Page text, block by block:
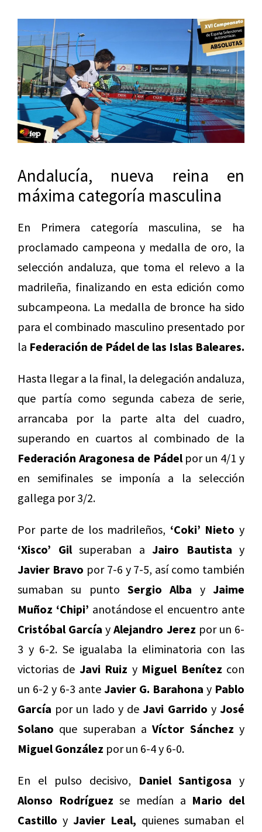
Andalucía, nueva reina en
máxima categoría masculina
En Primera categoría masculina, se ha
proclamado campeona y medalla de oro, la
selección andaluza, que toma el relevo a la
madrileña, finalizando en esta edición como
subcampeona. La medalla de bronce ha sido
para el combinado masculino presentado por
la Federación de Pádel de las Islas Baleares.
Hasta llegar a la final, la delegación andaluza,
que partía como segunda cabeza de serie,
arrancaba por la parte alta del cuadro,
superando en cuartos al combinado de la
Federación Aragonesa de Pádelpor un 4/1 y
en semifinales se imponía a la selección
gallega por 3/2.
Por parte de los madrileños, ‘Coki’ Nieto y
‘Xisco’ Gilsuperaban a Jairo Bautista y
Javier Bravo por 7-6 y 7-5, así como también
sumaban su punto Sergio Alba yJaime
Muñoz ‘Chipi’ anotándose el encuentro ante
Cristóbal García yAlejandro Jerez por un 6-
3 y 6-2. Se igualaba la eliminatoria con las
victorias de Javi Ruiz y Miguel Benítez con
un 6-2 y 6-3 ante Javier G. Barahona y Pablo
García por un lado y deJavi Garrido yJosé
Solano que superaban aVíctor Sánchez y
Miguel González por un 6-4 y 6-0.
En el pulso decisivo, Daniel Santigosa y
Alonso Rodríguez se medían a Mario del
Castillo y Javier Leal, quienes sumaban el